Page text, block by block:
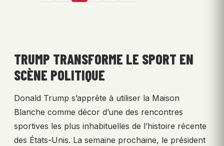
TRUMP TRANSFORME LE SPORT EN
SCÈNE POLITIQUE
Donald Trump s’apprête à utiliser la Maison
Blanche comme décor d’une des rencontres
sportives les plus inhabituelles de l’histoire récente
des États-Unis. La semaine prochaine, le président